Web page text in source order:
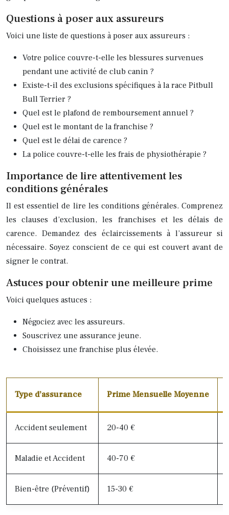
Questions à poser aux assureurs
Voici une liste de questions à poser aux assureurs :
Votre police couvre-t-elle les blessures survenues
pendant une activité de club canin ?
Existe-t-il des exclusions spécifiques à la race Pitbull
Bull Terrier ?
Quel est le plafond de remboursement annuel ?
Quel est le montant de la franchise ?
Quel est le délai de carence ?
La police couvre-t-elle les frais de physiothérapie ?
Importance de lire attentivement les
conditions générales
Il est essentiel de lire les conditions générales. Comprenez
les clauses d’exclusion, les franchises et les délais de
carence. Demandez des éclaircissements à l’assureur si
nécessaire. Soyez conscient de ce qui est couvert avant de
signer le contrat.
Astuces pour obtenir une meilleure prime
Voici quelques astuces :
Négociez avec les assureurs.
Souscrivez une assurance jeune.
Choisissez une franchise plus élevée.
Type d’assurance Prime Mensuelle Moyenne
Accident seulement 20-40 €
Maladie et Accident 40-70 €
Bien-être (Préventif) 15-30 €